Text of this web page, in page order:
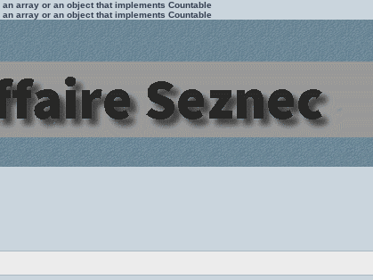
array or an object that implements Countable
array or an object that implements Countable